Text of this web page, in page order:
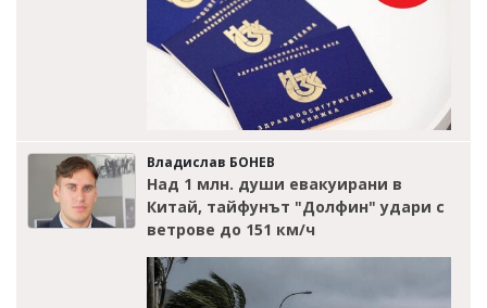
Владислав БОНЕВ
Над 1 млн. души евакуирани в
Китай, тайфунът "Долфин" удари с
ветрове до 151 км/ч